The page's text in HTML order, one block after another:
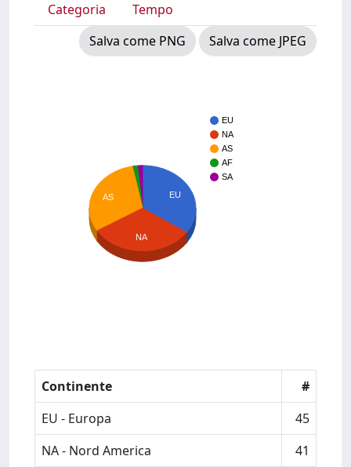
Categoria
Tempo
Salva come PNG
Salva come JPEG
EU
NA
AS
AF
SA
EU
AS
NA
Continente
#
EU - Europa
45
NA - Nord America
41